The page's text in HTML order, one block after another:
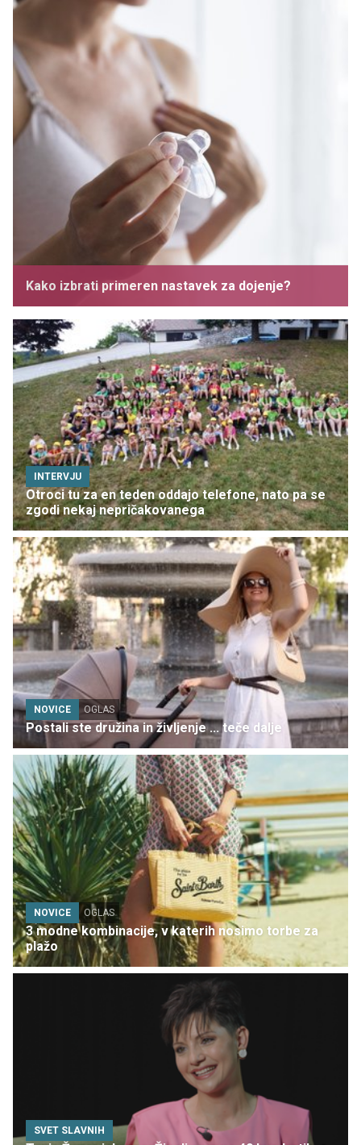
Kako izbrati primeren nastavek za dojenje?
INTERVJU
Otroci tu za en teden oddajo telefone, nato pa se
zgodi nekaj nepričakovanega
NOVICE OGLAS
Postali ste družina in življenje ... teče dalje
NOVICE OGLAS
3 modne kombinacije, v katerih nosimo torbe za
plažo
SVET SLAVNIH